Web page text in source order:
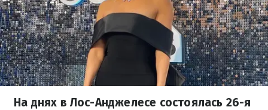
На днях в Лос-Анджелесе состоялась 26-я